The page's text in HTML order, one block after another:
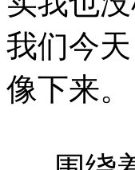
我们今
像下来。